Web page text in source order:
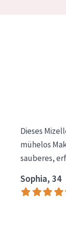
Dieses
mühelos
sauberes,
Sophia, 34